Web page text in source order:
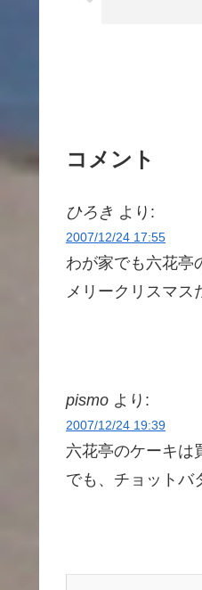
コメント
ひろき より:
2007/12/24 17:55
わが家でも六花亭
メリークリスマス
pismo より:
2007/12/24 19:39
六花亭のケーキは
でも、チョットバ